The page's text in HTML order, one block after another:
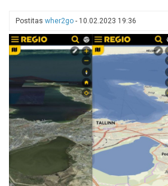
Postitas wher2go - 10.02.2023 19:36